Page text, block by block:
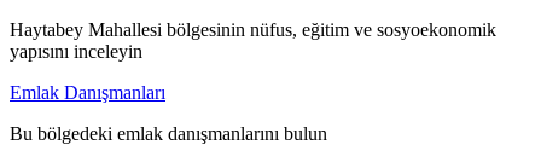
Haytabey Mahallesi bölgesinin nüfus, eğitim ve sosyoekonomik
yapısını inceleyin
Emlak Danışmanları
Bu bölgedeki emlak danışmanlarını bulun